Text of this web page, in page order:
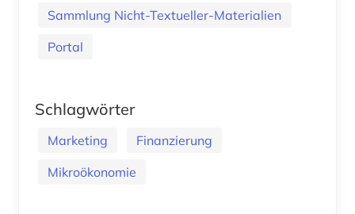
Sammlung Nicht-Textueller-Materialien
Portal
Schlagwörter
Marketing
Finanzierung
Mikroökonomie